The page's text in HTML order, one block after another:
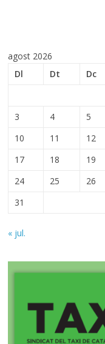
agost 2026
Dl
Dt Dc
3
4 5
10
11 12
17
18 19
24
25 26
31
« jul.